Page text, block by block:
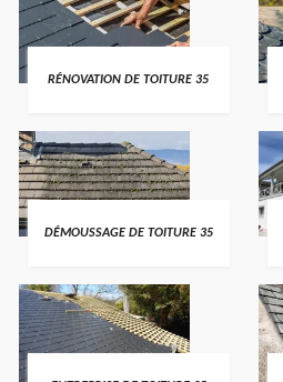
RÉNOVATION DE TOITURE 35
DÉMOUSSAGE DE TOITURE 35